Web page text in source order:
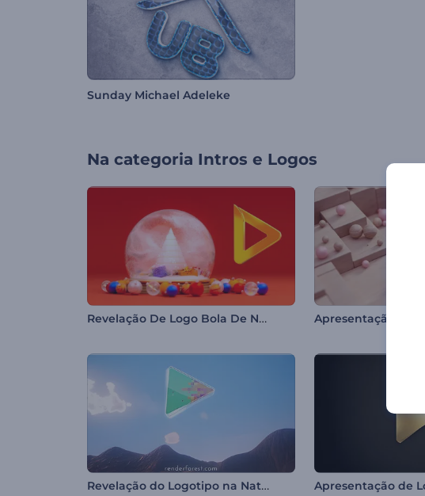
Sunday Michael Adeleke
Na categoria Intros e Logos
Revelação De Logo Bola De Neve
Revelação do Logotipo na Natureza Viva